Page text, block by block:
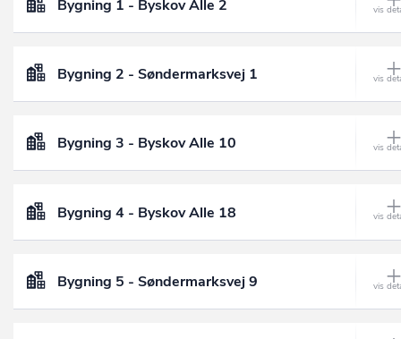
Bygning 1 - Byskov Alle 2
Bygning 2 - Søndermarksvej 1
Bygning 3 - Byskov Alle 10
Bygning 4 - Byskov Alle 18
Bygning 5 - Søndermarksvej 9